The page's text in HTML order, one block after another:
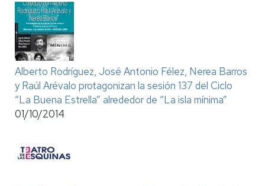
Alberto Rodríguez, José Antonio Félez, Nerea Barros
y Raúl Arévalo protagonizan la sesión 137 del Ciclo
“La Buena Estrella” alrededor de “La isla mínima”
01/10/2014